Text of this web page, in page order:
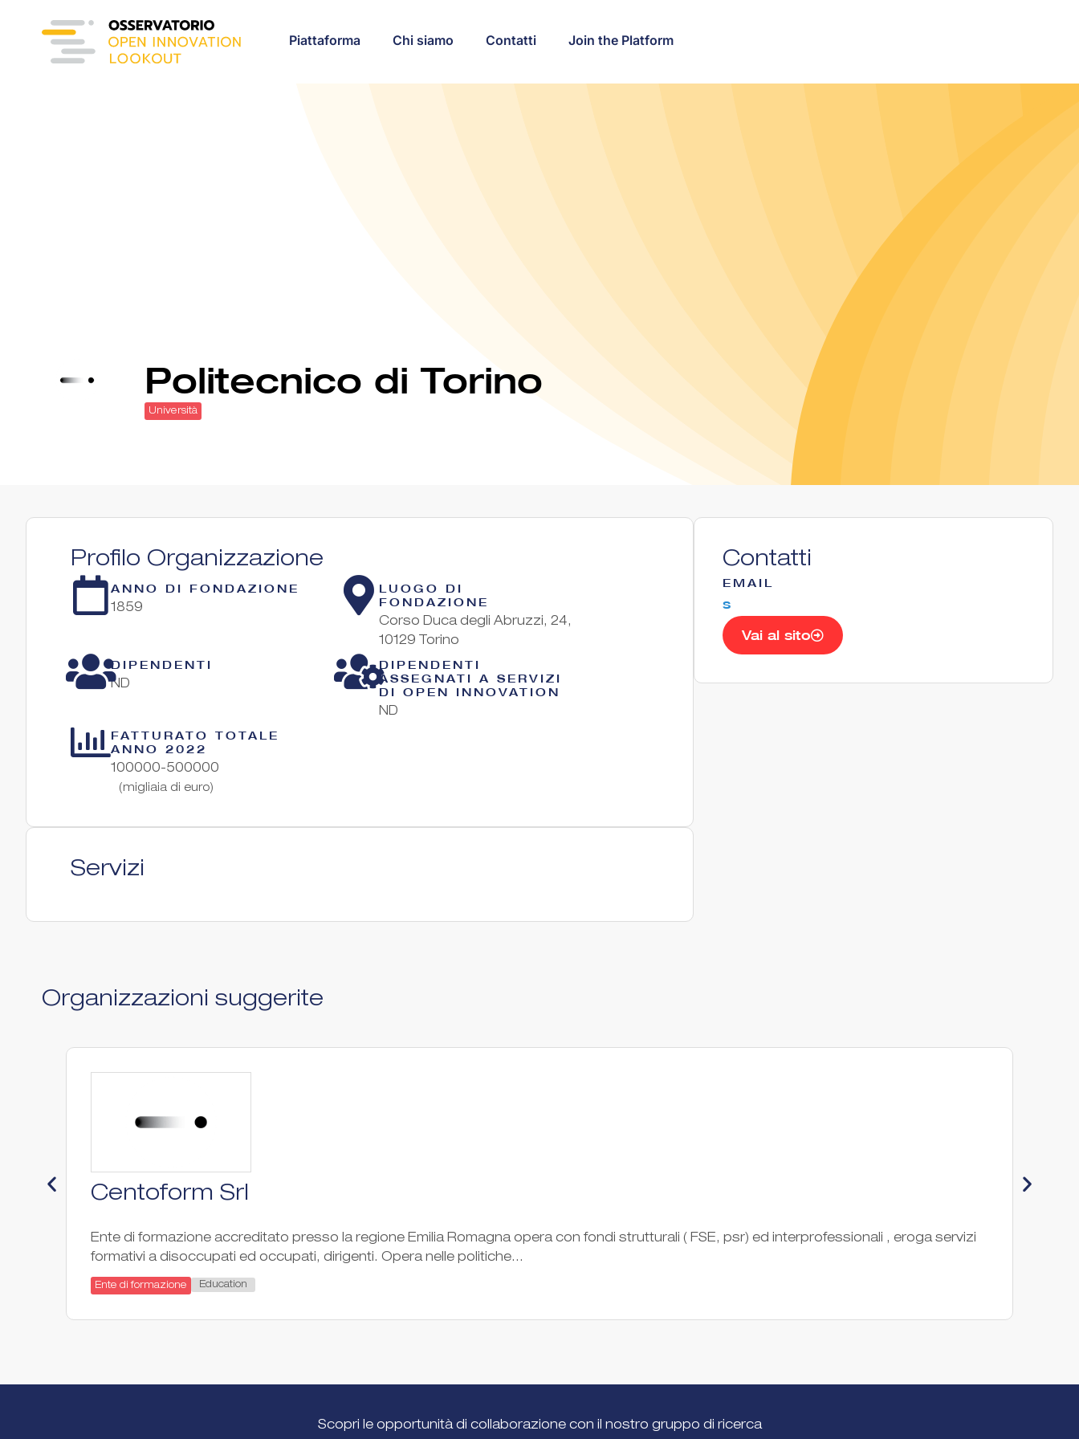
Piattaforma Chi siamo Contatti Join the Platform
Politecnico di Torino
Università
Profilo Organizzazione
ANNO DI FONDAZIONE
1859
LUOGO DI
FONDAZIONE
Corso Duca degli Abruzzi, 24,
10129 Torino
DIPENDENTI
ND
DIPENDENTI
ASSEGNATI A SERVIZI
DI OPEN INNOVATION
ND
FATTURATO TOTALE
ANNO 2022
100000-500000
(migliaia di euro)
Servizi
Contatti
EMAIL
s
Vai al sito
Organizzazioni suggerite
Centoform Srl
Ente di formazione accreditato presso la regione Emilia Romagna opera con fondi strutturali ( FSE, psr) ed interprofessionali , eroga servizi
formativi a disoccupati ed occupati, dirigenti. Opera nelle politiche...
Ente di formazione Education
Scopri le opportunità di collaborazione con il nostro gruppo di ricerca